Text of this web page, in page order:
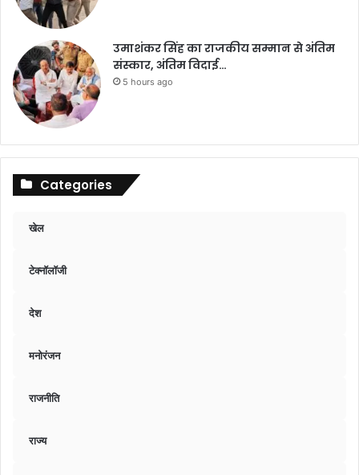
उमाशंकर सिंह का राजकीय सम्मान से अंतिम
संस्कार, अंतिम विदाई…
5 hours ago
Categories
खेल
टेक्नॉलॉजी
देश
मनोरंजन
राजनीति
राज्य